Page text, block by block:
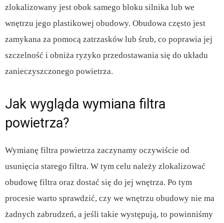
zlokalizowany jest obok samego bloku silnika lub we
wnętrzu jego plastikowej obudowy. Obudowa często jest
zamykana za pomocą zatrzasków lub śrub, co poprawia jej
szczelność i obniża ryzyko przedostawania się do układu
zanieczyszczonego powietrza.
Jak wygląda wymiana filtra
powietrza?
Wymianę filtra powietrza zaczynamy oczywiście od
usunięcia starego filtra. W tym celu należy zlokalizować
obudowę filtra oraz dostać się do jej wnętrza. Po tym
procesie warto sprawdzić, czy we wnętrzu obudowy nie ma
żadnych zabrudzeń, a jeśli takie występują, to powinniśmy